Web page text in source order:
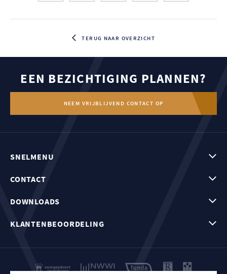
TERUG NAAR OVERZICHT
EEN BEZICHTIGING PLANNEN?
NEEM VRIJBLIJVEND CONTACT OP
SNELMENU
CONTACT
DOWNLOADS
KLANTENBEOORDELING